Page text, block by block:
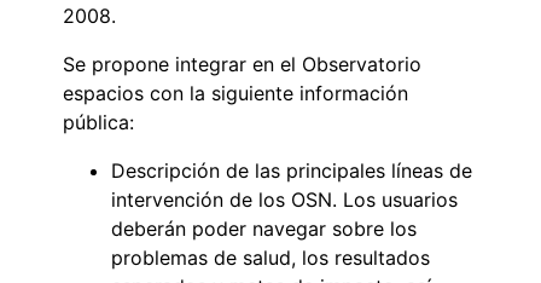
2008.
Se propone integrar en el Observatorio
espacios con la siguiente información
pública:
Descripción de las principales líneas de
intervención de los OSN. Los usuarios
deberán poder navegar sobre los
problemas de salud, los resultados